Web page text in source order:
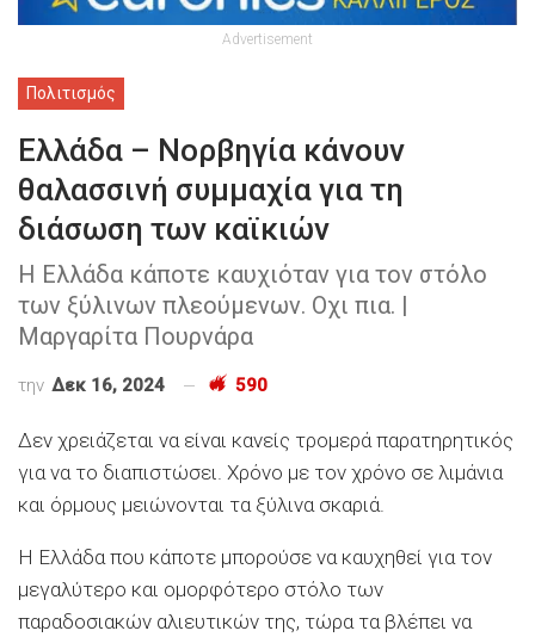
Advertisement
Πολιτισμός
Ελλάδα – Νορβηγία κάνουν
θαλασσινή συμμαχία για τη
διάσωση των καϊκιών
Η Ελλάδα κάποτε καυχιόταν για τον στόλο
των ξύλινων πλεούμενων. Οχι πια. |
Μαργαρίτα Πουρνάρα
την Δεκ 16, 2024 590
Δεν χρειάζεται να είναι κανείς τρομερά παρατηρητικός
για να το διαπιστώσει. Χρόνο με τον χρόνο σε λιμάνια
και όρμους μειώνονται τα ξύλινα σκαριά.
Η Ελλάδα που κάποτε μπορούσε να καυχηθεί για τον
μεγαλύτερο και ομορφότερο στόλο των
παραδοσιακών αλιευτικών της, τώρα τα βλέπει να